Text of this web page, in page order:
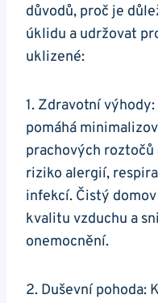
důvodů, proč je
úklidu a udržovat
uklizené:
1. Zdravotní
pomáhá
prachových roztočů
riziko alergií,
infekcí. Čistý
kvalitu vzduchu a
onemocnění.
2. Duševní pohoda: